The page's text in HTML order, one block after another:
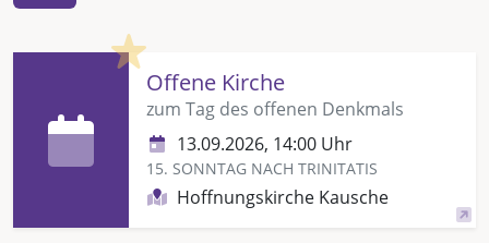
Highlight
Offene Kirche
zum Tag des offenen Denkmals
13.09.2026, 14:00 Uhr
15. SONNTAG NACH TRINITATIS
Hoffnungskirche Kausche